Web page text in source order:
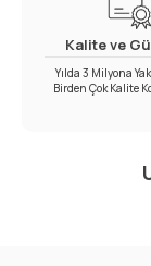
Kalite ve
Yılda 3 Milyona
Birden Çok Kalite